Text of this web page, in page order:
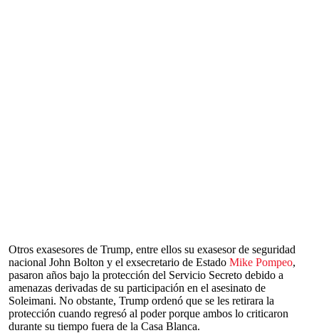
Otros exasesores de Trump, entre ellos su exasesor de seguridad
nacional John Bolton y el exsecretario de Estado Mike Pompeo,
pasaron años bajo la protección del Servicio Secreto debido a
amenazas derivadas de su participación en el asesinato de
Soleimani. No obstante, Trump ordenó que se les retirara la
protección cuando regresó al poder porque ambos lo criticaron
durante su tiempo fuera de la Casa Blanca.